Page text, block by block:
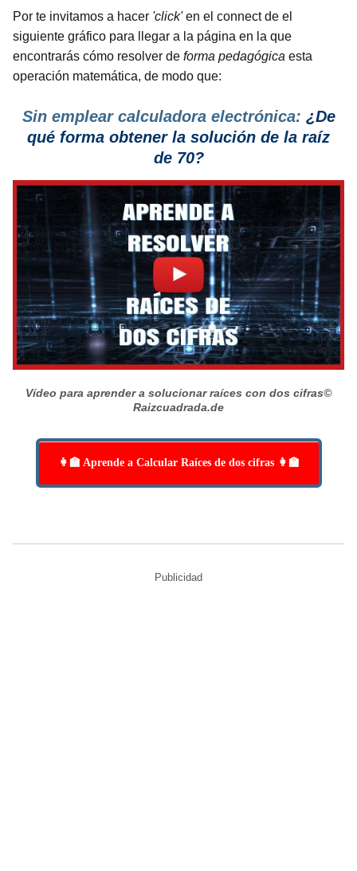
Por te invitamos a hacer 'click'en el connect de el
siguiente gráfico para llegar a la página en la que
encontrarás cómo resolver de forma pedagógica esta
operación matemática, de modo que:
Sin emplear calculadora electrónica: ¿De
qué forma obtener la solución de la raíz
de 70?
Vídeo para aprender a solucionar raíces con dos cifras©
Raizcuadrada.de
👩‍🏫 Aprende a Calcular Raíces de dos cifras 👩‍🏫
Publicidad